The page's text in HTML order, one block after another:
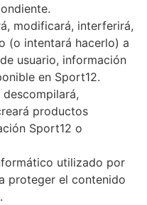
modificará, interferirá,
(o intentará hacerlo) a
usuario, información
en Sport12.
productos
Sport12 o
utilizado por
proteger el contenido